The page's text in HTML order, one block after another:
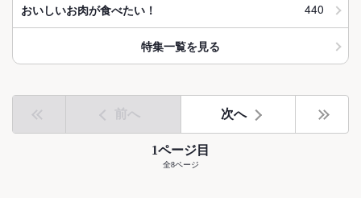
おいしいお肉が食べたい！ 440
特集一覧を見る
前へ 次へ
1ページ目
全8ページ